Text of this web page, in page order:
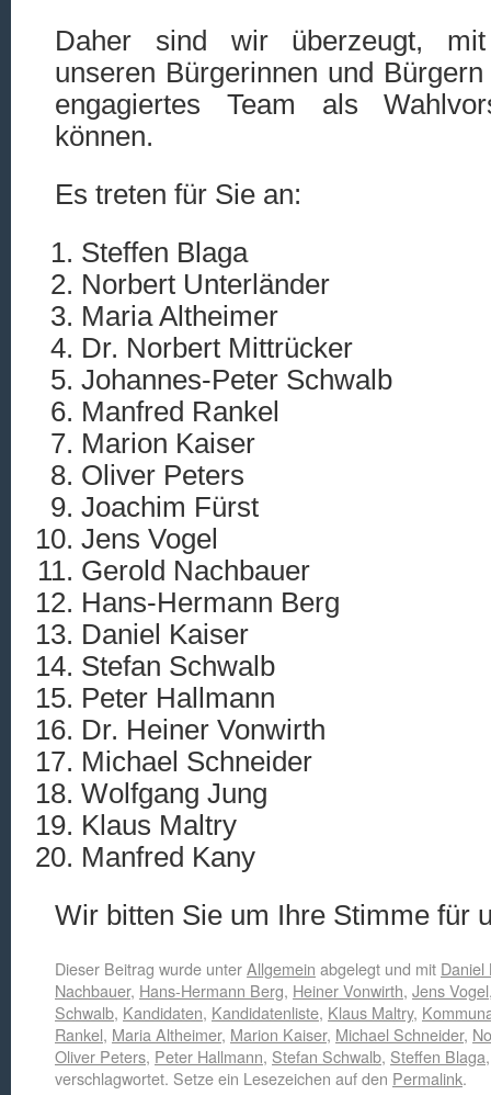
Daher sind wir überzeugt, mit
unseren Bürgerinnen und
engagiertes Team als
können.
Es treten für Sie an:
Steffen Blaga
Norbert Unterländer
Maria Altheimer
Dr. Norbert Mittrücker
Johannes-Peter Schwalb
Manfred Rankel
Marion Kaiser
Oliver Peters
Joachim Fürst
Jens Vogel
Gerold Nachbauer
Hans-Hermann Berg
Daniel Kaiser
Stefan Schwalb
Peter Hallmann
Dr. Heiner Vonwirth
Michael Schneider
Wolfgang Jung
Klaus Maltry
Manfred Kany
Wir bitten Sie um Ihre Stimme für
Dieser Beitrag wurde unterAllgemein abgelegt und mit Daniel
Nachbauer, Hans-Hermann Berg, Heiner Vonwirth, Jens Vogel
Schwalb, Kandidaten, Kandidatenliste, Klaus Maltry,
Rankel, Maria Altheimer, Marion Kaiser, Michael Schneider,
Oliver Peters, Peter Hallmann, Stefan Schwalb, Steffen Blaga
verschlagwortet. Setze ein Lesezeichen auf den Permalink.